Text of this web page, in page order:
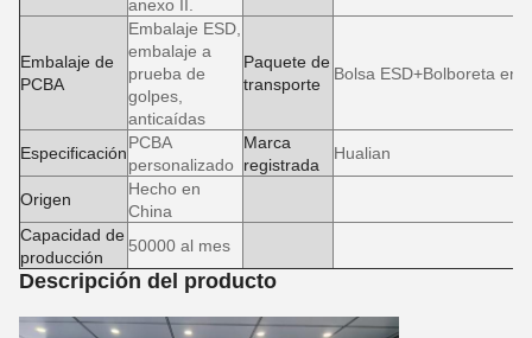
anexo II.
Embalaje de
PCBA
Embalaje ESD,
embalaje a
prueba de
golpes,
anticaídas
Paquete de
transporte
Bolsa ESD+Bolboreta
Especificación
PCBA
personalizado
Marca
registrada
Hualian
Origen
Hecho en
China
Capacidad de
producción
50000 al mes
Descripción del producto